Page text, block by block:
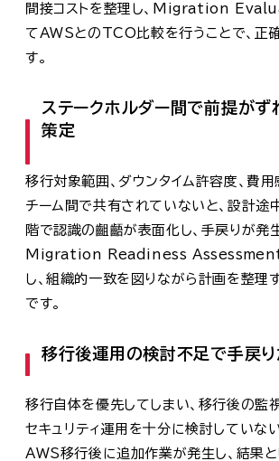
間接コストを整理し、Migration
てAWSとのTCO比較を行うことで、正
す。
ステークホルダー間で前提がず
策定
移行対象範囲、ダウンタイム許容度、費
チーム間で共有されていないと、設計途
階で認識の齟齬が表面化し、手戻りが発生
Migration Readiness Assessment
し、組織的一致を図りながら計画を整理
です。
移行後運用の検討不足で手戻
移行自体を優先してしまい、移行後の監視
セキュリティ運用を十分に検討していない
AWS移行後に追加作業が発生し、結果